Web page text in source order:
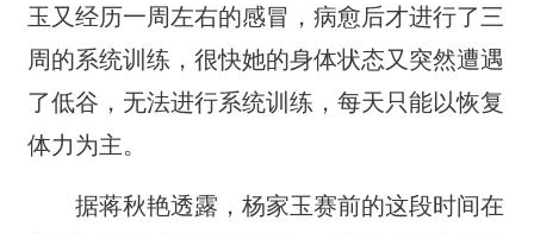
玉又经历一周左右的感冒，病愈后才进行了三
周的系统训练，很快她的身体状态又突然遭遇
了低谷，无法进行系统训练，每天只能以恢复
体力为主。
据蒋秋艳透露，杨家玉赛前的这段时间在